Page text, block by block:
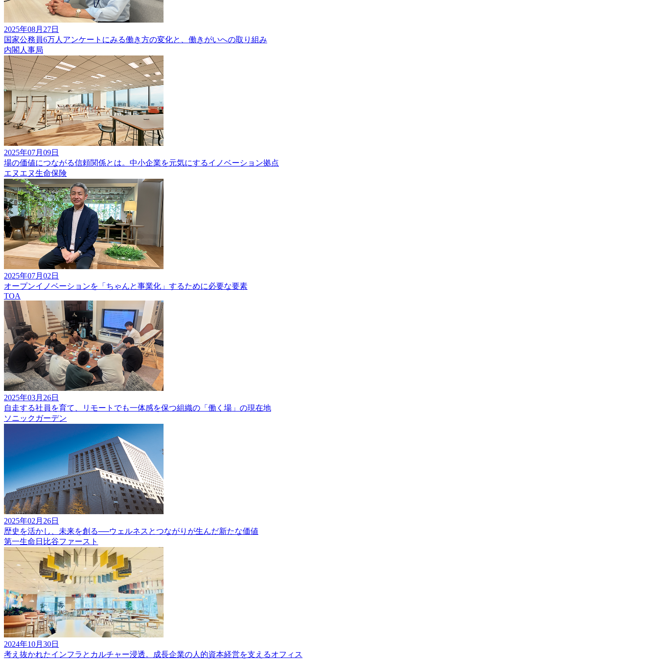
2025年08月27日
国家公務員6万人アンケートにみる働き方の変化と、働きがいへの取り組み
内閣人事局
2025年07月09日
場の価値につながる信頼関係とは。中小企業を元気にするイノベーション拠点
エヌエヌ生命保険
2025年07月02日
オープンイノベーションを「ちゃんと事業化」するために必要な要素
TOA
2025年03月26日
自走する社員を育て、リモートでも一体感を保つ組織の「働く場」の現在地
ソニックガーデン
2025年02月26日
歴史を活かし、未来を創る──ウェルネスとつながりが生んだ新たな価値
第一生命日比谷ファースト
2024年10月30日
考え抜かれたインフラとカルチャー浸透。成長企業の人的資本経営を支えるオフィス